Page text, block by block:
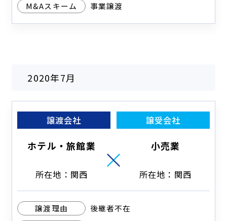
M&Aスキーム
事業譲渡
2020年7月
譲渡会社
ホテル・旅館業
所在地：関西
譲受会社
小売業
所在地：関西
譲渡理由
後継者不在